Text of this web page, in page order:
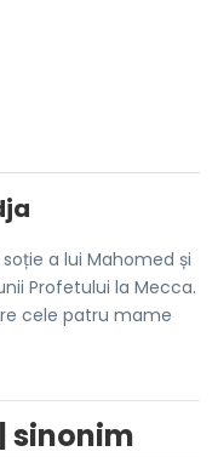
a lui Mahomed și
Profetului la Mecca.
cele patru mame
sinonim